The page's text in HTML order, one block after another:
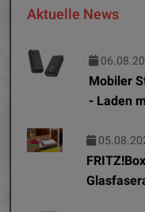
Aktuelle News
Mobiler
- Laden